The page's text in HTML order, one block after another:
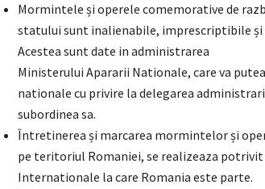
Mormintele și operele comemorative de
statului sunt inalienabile, imprescriptibile
Acestea sunt date in administrarea
Ministerului Apararii Nationale, care va
nationale cu privire la delegarea
subordinea sa.
Întretinerea și marcarea mormintelor și
pe teritoriul Romaniei, se realizeaza
Internationale la care Romania este parte.